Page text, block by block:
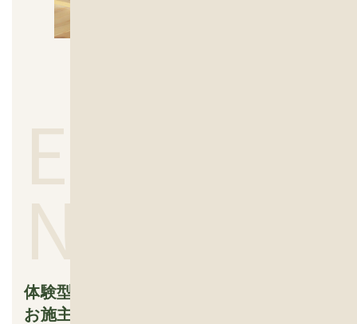
EXPERIE
NCE
体験型家づくりで、
お施主様の家づくりへの参加